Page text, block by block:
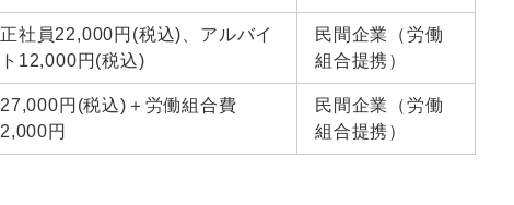
正社員22,000円(税込)、アルバイ
ト12,000円(税込)
民間企業（労働
組合提携）
27,000円(税込)＋労働組合費
2,000円
民間企業（労働
組合提携）